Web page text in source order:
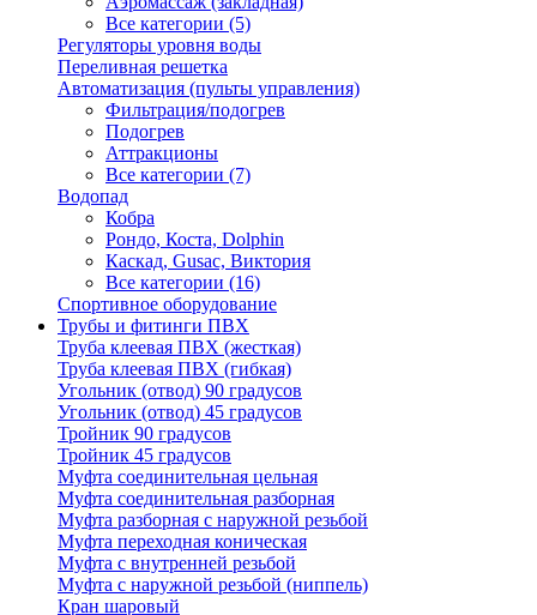
Все категории (5)
Регуляторы уровня воды
Переливная решетка
Автоматизация (пульты управления)
Фильтрация/подогрев
Подогрев
Аттракционы
Все категории (7)
Водопад
Кобра
Рондо, Коста, Dolphin
Каскад, Gusac, Виктория
Все категории (16)
Спортивное оборудование
Трубы и фитинги ПВХ
Труба клеевая ПВХ (жесткая)
Труба клеевая ПВХ (гибкая)
Угольник (отвод) 90 градусов
Угольник (отвод) 45 градусов
Тройник 90 градусов
Тройник 45 градусов
Муфта соединительная цельная
Муфта соединительная разборная
Муфта разборная с наружной резьбой
Муфта переходная коническая
Муфта с внутренней резьбой
Муфта с наружной резьбой (ниппель)
Кран шаровый